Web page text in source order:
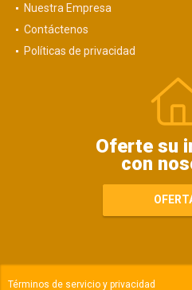
Nuestra Empresa
Contáctenos
Políticas de privacidad
Oferte su
con
Términos de servicio y privacidad